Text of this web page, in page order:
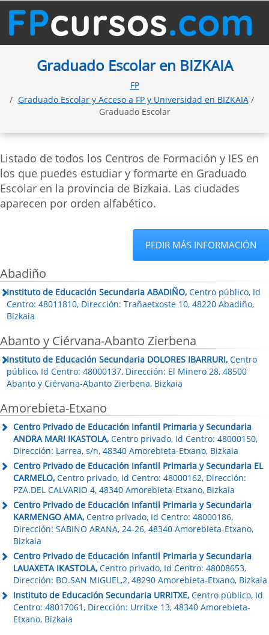
Graduado Escolar en BIZKAIA
FP
Graduado Escolar y Acceso a FP y Universidad en BIZKAIA/
Graduado Escolar
Listado de todos los Centros de Formación y IES en
los que puedes estudiar y formarte en Graduado
Escolar en la provincia de Bizkaia. Las ciudades
aparecen por orden alfabético.
PEDIR MÁS INFORMACIÓN
Abadiño
Instituto de Educación Secundaria ABADIÑO, Centro público, Id
Centro: 48011810, Dirección: Trañaetxoste 10, 48220 Abadiño,
Bizkaia
Abanto y Ciérvana-Abanto Zierbena
Instituto de Educación Secundaria DOLORES IBARRURI, Centro
público, Id Centro: 48000137, Dirección: El Minero 28, 48500
Abanto y Ciérvana-Abanto Zierbena, Bizkaia
Amorebieta-Etxano
Centro Privado de Educación Infantil Primaria y Secundaria
ANDRA MARI IKASTOLA, Centro privado, Id Centro: 48000150,
Dirección: Larrea, s/n, 48340 Amorebieta-Etxano, Bizkaia
Centro Privado de Educación Infantil Primaria y Secundaria EL
CARMELO, Centro privado, Id Centro: 48000162, Dirección:
PZA.DEL CALVARIO 4, 48340 Amorebieta-Etxano, Bizkaia
Centro Privado de Educación Infantil Primaria y Secundaria
KARMENGO AMA, Centro privado, Id Centro: 48000186,
Dirección: SABINO ARANA, 24-26, 48340 Amorebieta-Etxano,
Bizkaia
Centro Privado de Educación Infantil Primaria y Secundaria
LAUAXETA IKASTOLA, Centro privado, Id Centro: 48008653,
Dirección: BO.SAN MIGUEL,2, 48290 Amorebieta-Etxano, Bizkaia
Instituto de Educación Secundaria URRITXE, Centro público, Id
Centro: 48017061, Dirección: Urritxe 13, 48340 Amorebieta-
Etxano, Bizkaia